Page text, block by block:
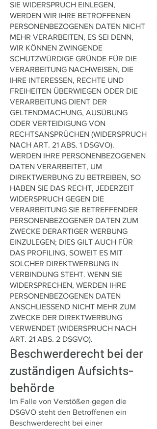
SIE WIDERSPRUCH EINLEGEN,
WERDEN WIR IHRE BETROFFENEN
PERSONENBEZOGENEN DATEN NICHT
MEHR VERARBEITEN, ES SEI DENN,
WIR KÖNNEN ZWINGENDE
SCHUTZWÜRDIGE GRÜNDE FÜR DIE
VERARBEITUNG NACHWEISEN, DIE
IHRE INTERESSEN, RECHTE UND
FREIHEITEN ÜBERWIEGEN ODER DIE
VERARBEITUNG DIENT DER
GELTENDMACHUNG, AUSÜBUNG
ODER VERTEIDIGUNG VON
RECHTSANSPRÜCHEN (WIDERSPRUCH
NACH ART. 21 ABS. 1 DSGVO).
WERDEN IHRE PERSONENBEZOGENEN
DATEN VERARBEITET, UM
DIREKTWERBUNG ZU BETREIBEN, SO
HABEN SIE DAS RECHT, JEDERZEIT
WIDERSPRUCH GEGEN DIE
VERARBEITUNG SIE BETREFFENDER
PERSONENBEZOGENER DATEN ZUM
ZWECKE DERARTIGER WERBUNG
EINZULEGEN; DIES GILT AUCH FÜR
DAS PROFILING, SOWEIT ES MIT
SOLCHER DIREKTWERBUNG IN
VERBINDUNG STEHT. WENN SIE
WIDERSPRECHEN, WERDEN IHRE
PERSONENBEZOGENEN DATEN
ANSCHLIESSEND NICHT MEHR ZUM
ZWECKE DER DIREKTWERBUNG
VERWENDET (WIDERSPRUCH NACH
ART. 21 ABS. 2 DSGVO).
Beschwerde­recht bei der
zuständigen Aufsichts­
behörde
Im Falle von Verstößen gegen die
DSGVO steht den Betroffenen ein
Beschwerderecht bei einer